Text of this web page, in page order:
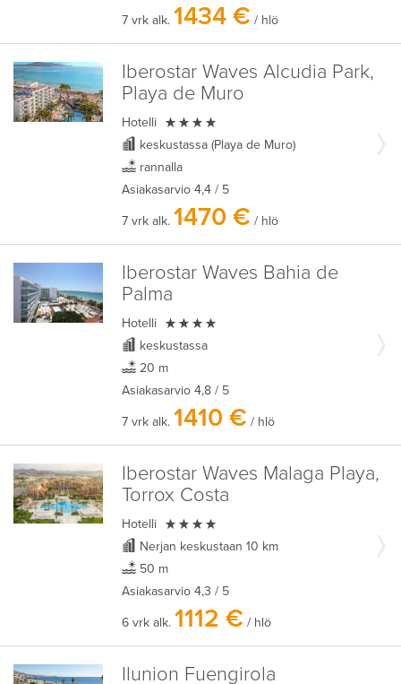
7 vrk alk. 1434 € / hlö
Iberostar Waves Alcudia Park,
Playa de Muro
Hotelli 
keskustassa (Playa de Muro)
rannalla
Asiakasarvio 4,4 / 5
7 vrk alk. 1470 € / hlö
Iberostar Waves Bahia de
Palma
Hotelli 
keskustassa
20 m
Asiakasarvio 4,8 / 5
7 vrk alk. 1410 € / hlö
Iberostar Waves Malaga Playa,
Torrox Costa
Hotelli 
Nerjan keskustaan 10 km
50 m
Asiakasarvio 4,3 / 5
6 vrk alk. 1112 € / hlö
Ilunion Fuengirola